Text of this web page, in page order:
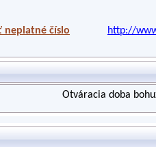
neplatné číslo http://
Otváracia doba